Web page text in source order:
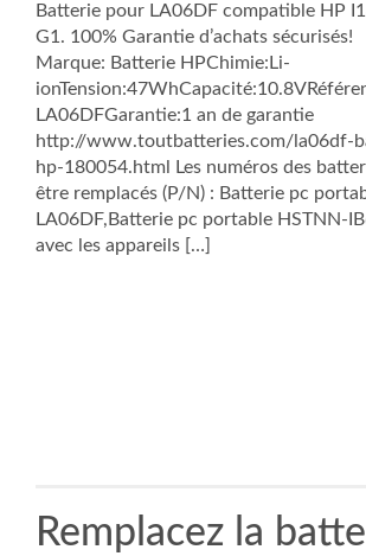
Batterie pour LA06DF compatible HP
G1. 100% Garantie d’achats sécurisés!
Marque: Batterie HPChimie:Li-
LA06DFGarantie:1 an de garantie
http://www.toutbatteries.com/la06df-
hp-180054.html Les numéros des
être remplacés (P/N) : Batterie pc
LA06DF,Batterie pc portable HSTNN-
avec les appareils […]
Remplacez la